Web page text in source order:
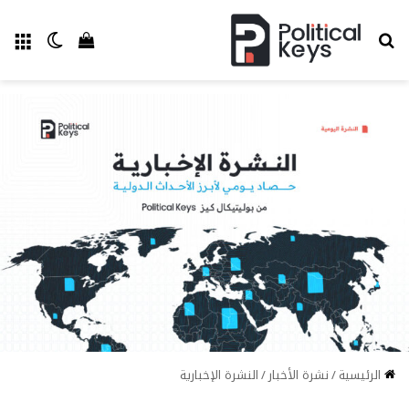
إستعراض بحث عن
الرئيسية/نشرة الأخبار/النشرة الإخبارية